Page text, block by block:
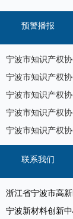
预警播报
宁波市知识产权
预警信息发布（7
宁波市知识产权
预警信息发布
宁波市知识产权
信息
宁波市知识产权
信息
宁波市知识产权
信息
联系我们
浙江省宁波市高
宁波新材料创新